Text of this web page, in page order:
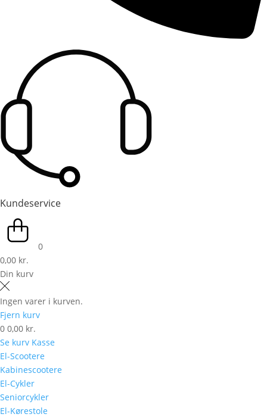
Kundeservice
0
0,00 kr.
Din kurv
Ingen varer i kurven.
Fjern kurv
0 0,00 kr.
Se kurv Kasse
El-Scootere
Kabinescootere
El-Cykler
Seniorcykler
El-Kørestole